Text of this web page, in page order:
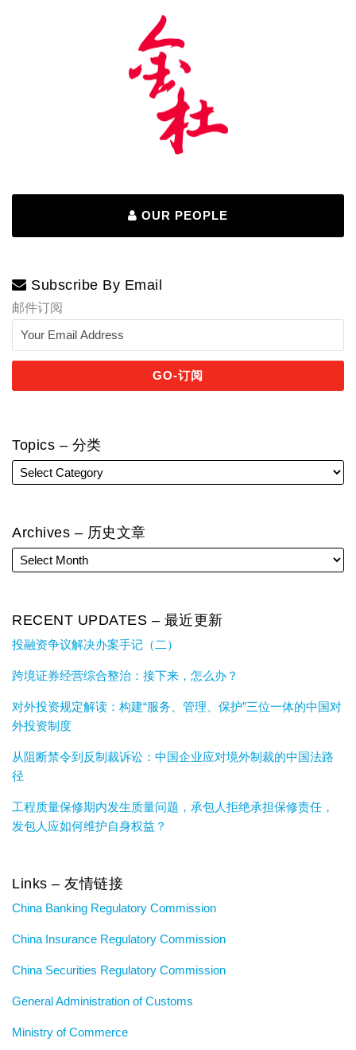
OUR PEOPLE
Subscribe By Email
邮件订阅
Topics – 分类
Archives – 历史文章
RECENT UPDATES – 最近更新
投融资争议解决办案手记（二）
跨境证券经营综合整治：接下来，怎么办？
对外投资规定解读：构建“服务、管理、保护”三位一体的中国对
外投资制度
从阻断禁令到反制裁诉讼：中国企业应对境外制裁的中国法路
径
工程质量保修期内发生质量问题，承包人拒绝承担保修责任，
发包人应如何维护自身权益？
Links – 友情链接
China Banking Regulatory Commission
China Insurance Regulatory Commission
China Securities Regulatory Commission
General Administration of Customs
Ministry of Commerce